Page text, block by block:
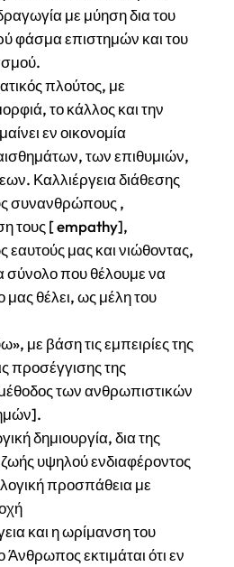
με μύηση δια του
φάσμα επιστημών και του
πλούτος, με
το κάλλος και την
εν οικονομία
των επιθυμιών,
Καλλιέργεια διάθεσης
συνανθρώπους ,
τους [ empathy],
μας και νιώθοντας,
σύνολο που θέλουμε να
μας θέλει, ως μέλη του
με βάση τις εμπειρίες της
προσέγγισης της
των ανθρωπιστικών
δημιουργία, δια της
υψηλού ενδιαφέροντος
προσπάθεια με
και η ωρίμανση του
εκτιμάται ότι εν